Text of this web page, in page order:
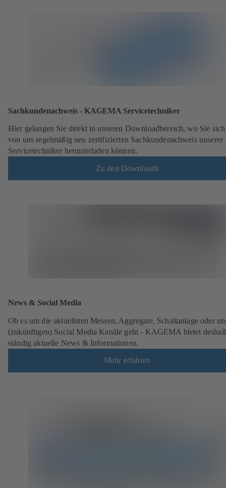
Sachkundenachweis - KAGEMA Servicetechniker
Hier gelangen Sie direkt in unseren Downloadbereich, wo Sie
von uns regelmäßig neu zertifizierten Sachkundenachweis unserer
Servicetechniker herunterladen können.
Zu den Downloads
News & Social Media
Ob es um die aktuellsten Messen, Aggregate, Schaltanlage oder
(zukünftigen) Social Media Kanäle geht - KAGEMA bietet
ständig aktuelle News & Informationen.
Mehr erfahren